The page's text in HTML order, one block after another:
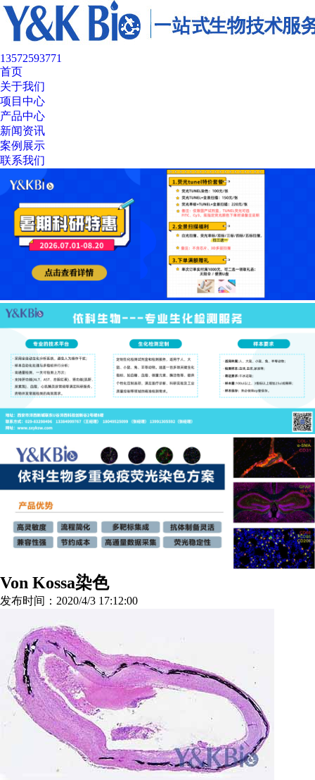
13572593771
首页
关于我们
项目中心
产品中心
新闻资讯
案例展示
联系我们
Von Kossa染色
发布时间：2020/4/3 17:12:00